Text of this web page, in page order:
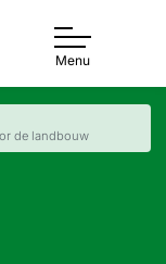
Menu
de landbouw